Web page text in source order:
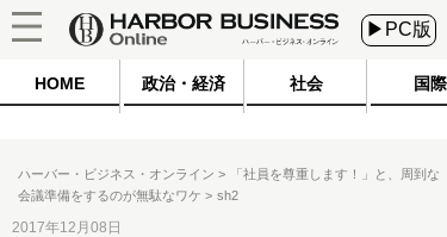
▶PC版
HOME 政治・経済 社会 国際
ハーバー・ビジネス・オンライン
「社員を尊重します！」と、周到な
会議準備をするのが無駄なワケ
sh2
2017年12月08日